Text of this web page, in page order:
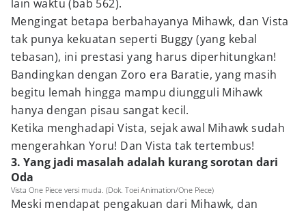
lain waktu (bab 562).
Mengingat betapa berbahayanya Mihawk, dan Vista
tak punya kekuatan seperti Buggy (yang kebal
tebasan), ini prestasi yang harus diperhitungkan!
Bandingkan dengan Zoro era Baratie, yang masih
begitu lemah hingga mampu diungguli Mihawk
hanya dengan pisau sangat kecil.
Ketika menghadapi Vista, sejak awal Mihawk sudah
mengerahkan Yoru! Dan Vista tak tertembus!
3. Yang jadi masalah adalah kurang sorotan dari
Oda
Vista One Piece versi muda. (Dok. Toei Animation/One Piece)
Meski mendapat pengakuan dari Mihawk, dan